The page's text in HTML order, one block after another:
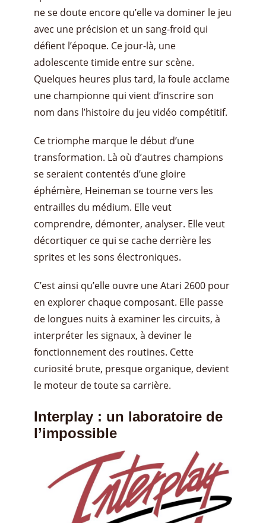
ne se doute encore qu’elle va dominer le jeu
avec une précision et un sang-froid qui
défient l’époque. Ce jour-là, une
adolescente timide entre sur scène.
Quelques heures plus tard, la foule acclame
une championne qui vient d’inscrire son
nom dans l’histoire du jeu vidéo compétitif.
Ce triomphe marque le début d’une
transformation. Là où d’autres champions
se seraient contentés d’une gloire
éphémère, Heineman se tourne vers les
entrailles du médium. Elle veut
comprendre, démonter, analyser. Elle veut
décortiquer ce qui se cache derrière les
sprites et les sons électroniques.
C’est ainsi qu’elle ouvre une Atari 2600 pour
en explorer chaque composant. Elle passe
de longues nuits à examiner les circuits, à
interpréter les signaux, à deviner le
fonctionnement des routines. Cette
curiosité brute, presque organique, devient
le moteur de toute sa carrière.
Interplay : un laboratoire de
l’impossible